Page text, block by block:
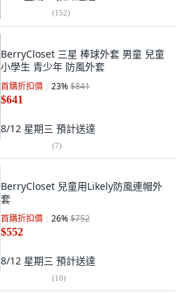
(152)
BerryCloset 三星 棒球外套 男童 兒童
小學生 青少年 防風外套
首購折扣價 23%$841
$641
8/12 星期三 預計送達
(7)
BerryCloset 兒童用Likely防風連帽外
套
首購折扣價 26%$752
$552
8/12 星期三 預計送達
(10)